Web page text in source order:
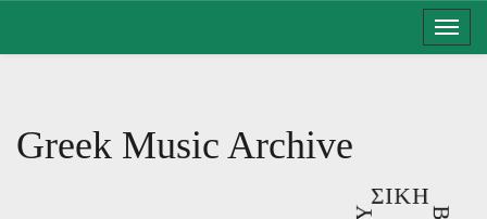
Greek Music Archive